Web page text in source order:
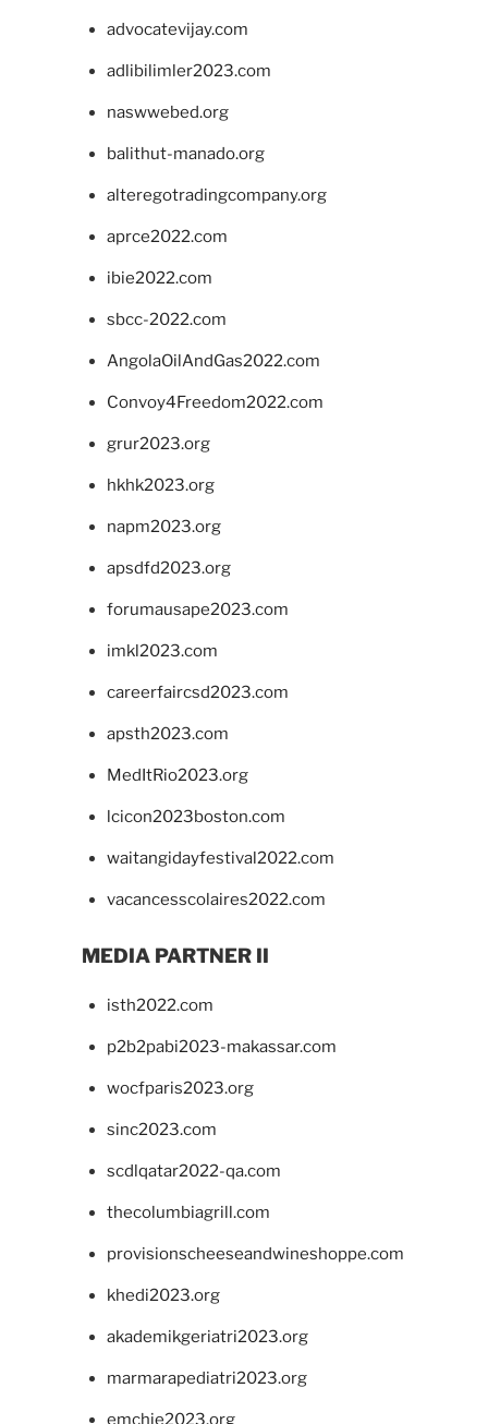
advocatevijay.com
adlibilimler2023.com
naswwebed.org
balithut-manado.org
alteregotradingcompany.org
aprce2022.com
ibie2022.com
sbcc-2022.com
AngolaOilAndGas2022.com
Convoy4Freedom2022.com
grur2023.org
hkhk2023.org
napm2023.org
apsdfd2023.org
forumausape2023.com
imkl2023.com
careerfaircsd2023.com
apsth2023.com
MedItRio2023.org
lcicon2023boston.com
waitangidayfestival2022.com
vacancesscolaires2022.com
MEDIA PARTNER II
isth2022.com
p2b2pabi2023-makassar.com
wocfparis2023.org
sinc2023.com
scdlqatar2022-qa.com
thecolumbiagrill.com
provisionscheeseandwineshoppe.com
khedi2023.org
akademikgeriatri2023.org
marmarapediatri2023.org
emchie2023.org